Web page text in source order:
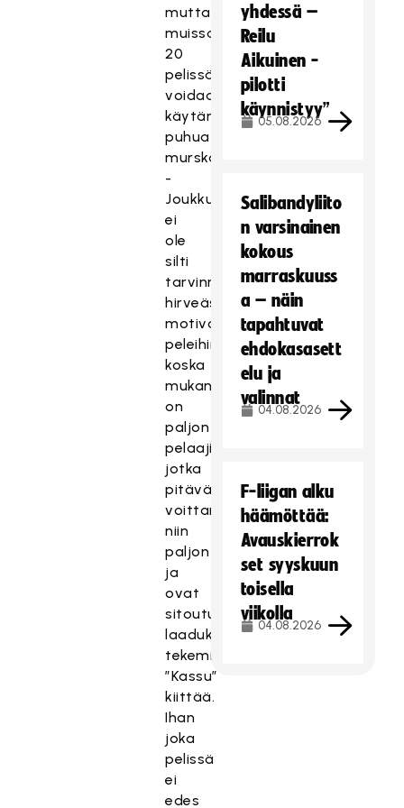
mutta
muissa
20
pelissä
voidaan
käytännössä
puhua
murskalukemista.
-
Joukkuetta
ei
ole
silti
tarvinnut
hirveästi
motivoida
peleihin,
koska
mukana
on
paljon
pelaajia,
jotka
pitävät
voittamisesta
niin
paljon
ja
ovat
sitoutuneet
laadukkaaseen
tekemiseen,
”Kassu”
kiittää.
Ihan
joka
pelissä
ei
edes
yhdessä –
Reilu
Aikuinen -
pilotti
käynnistyy”
05.08.2026
Salibandyliito
n varsinainen
kokous
marraskuuss
a – näin
tapahtuvat
ehdokasasett
elu ja
valinnat
04.08.2026
F-liigan alku
häämöttää:
Avauskierrok
set syyskuun
toisella
viikolla
04.08.2026